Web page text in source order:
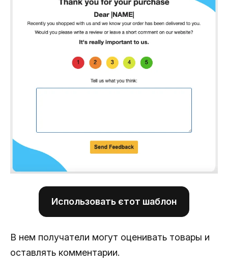
Использовать єтот шаблон
В нем получатели могут оценивать товары и
оставлять комментарии.